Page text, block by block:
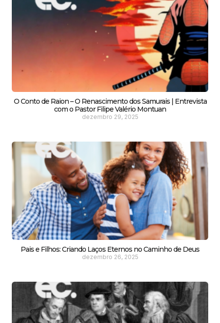
O Conto de Raion – O Renascimento dos Samurais | Entrevista
com o Pastor Filipe Valério Montuan
dezembro 29, 2025
Pais e Filhos: Criando Laços Eternos no Caminho de Deus
dezembro 26, 2025